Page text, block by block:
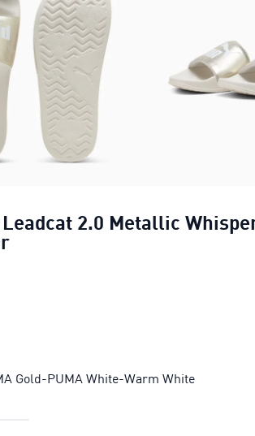
2.0 Metallic
Gold-PUMA White-Warm White